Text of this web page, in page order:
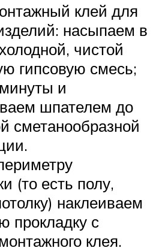
клей для
насыпаем в
чистой
гипсовую смесь;
и
шпателем до
сметанообразной
(то есть полу,
наклеиваем
прокладку с
клея.